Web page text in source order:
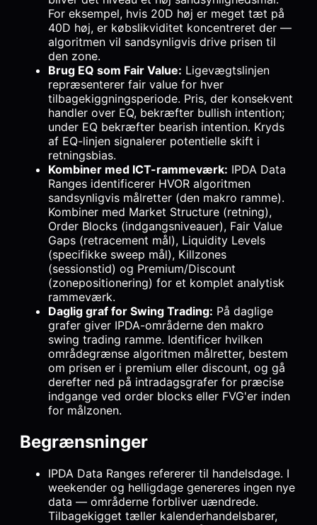
For eksempel, hvis 20D høj er meget tæt på
40D høj, er købslikviditet koncentreret der —
algoritmen vil sandsynligvis drive prisen til
den zone.
Brug EQ som Fair Value: Ligevægtslinjen
repræsenterer fair value for hver
tilbagekiggningsperiode. Pris, der konsekvent
handler over EQ, bekræfter bullish intention;
under EQ bekræfter bearish intention. Kryds
af EQ-linjen signalerer potentielle skift i
retningsbias.
Kombiner med ICT-rammeværk: IPDA Data
Ranges identificerer HVOR algoritmen
sandsynligvis målretter (den makro ramme).
Kombiner med Market Structure (retning),
Order Blocks (indgangsniveauer), Fair Value
Gaps (retracement mål), Liquidity Levels
(specifikke sweep mål), Killzones
(sessionstid) og Premium/Discount
(zonepositionering) for et komplet analytisk
rammeværk.
Daglig graf for Swing Trading: På daglige
grafer giver IPDA-områderne den makro
swing trading ramme. Identificer hvilken
områdegrænse algoritmen målretter, bestem
om prisen er i premium eller discount, og gå
derefter ned på intradagsgrafer for præcise
indgange ved order blocks eller FVG'er inden
for målzonen.
Begrænsninger
IPDA Data Ranges refererer til handelsdage. I
weekender og helligdage genereres ingen nye
data — områderne forbliver uændrede.
Tilbagekigget tæller kalenderhandelsbarer,